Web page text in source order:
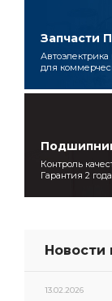
Запчасти
для
Контроль
Гарантия 2 года
Новости
13.02.2026